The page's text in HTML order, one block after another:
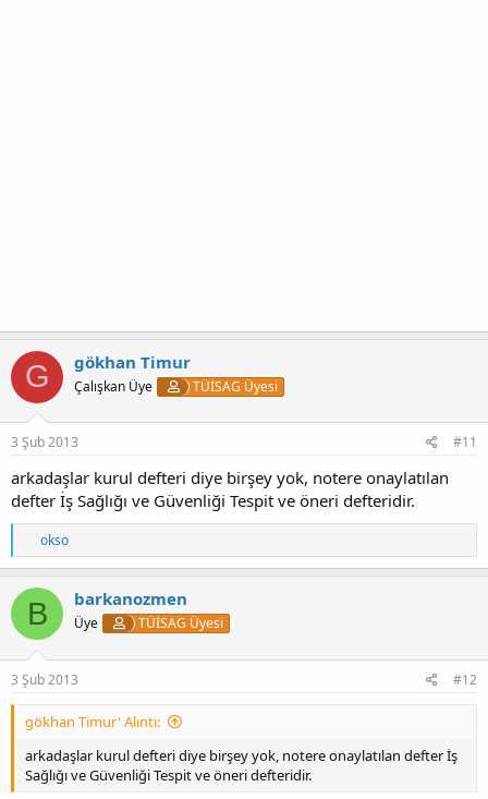
G gökhan Timur
Çalışkan Üye TÜİSAG Üyesi
3 Şub 2013 #11
arkadaşlar kurul defteri diye birşey yok, notere onaylatılan
defter İş Sağlığı ve Güvenliği Tespit ve öneri defteridir.
T
e
p
k
i
l
e
r
:
okso
B barkanozmen
Üye TÜİSAG Üyesi
3 Şub 2013 #12
gökhan Timur' Alıntı:
arkadaşlar kurul defteri diye birşey yok, notere onaylatılan defter İş
Sağlığı ve Güvenliği Tespit ve öneri defteridir.